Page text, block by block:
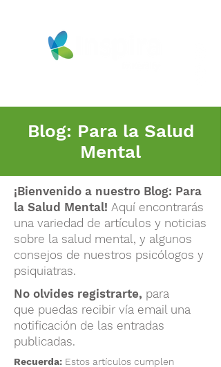
Blog: Para la Salud
Mental
¡Bienvenido a nuestro Blog: Para
la Salud Mental! Aquí encontrarás
una variedad de artículos y noticias
sobre la salud mental, y algunos
consejos de nuestros psicólogos y
psiquiatras.
No olvides registrarte, para
que puedas recibir vía email una
notificación de las entradas
publicadas.
Recuerda: Estos artículos cumplen